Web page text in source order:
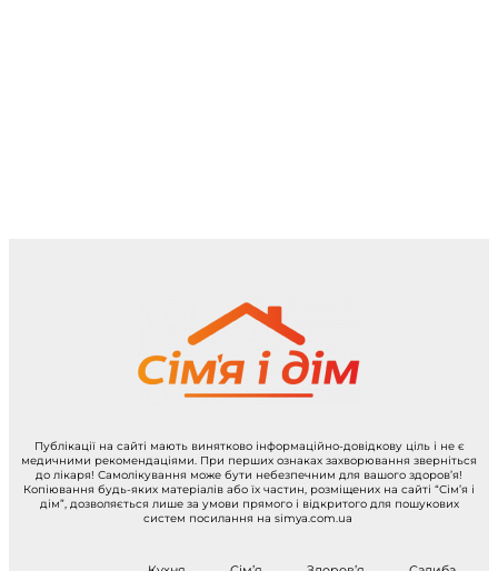
Публікації на сайті мають винятково інформаційно-довідкову ціль і не є
медичними рекомендаціями. При перших ознаках захворювання зверніться
до лікаря! Самолікування може бути небезпечним для вашого здоров’я!
Копіювання будь-яких матеріалів або їх частин, розміщених на сайті “Сім’я і
дім”, дозволяється лише за умови прямого і відкритого для пошукових
систем посилання на simya.com.ua